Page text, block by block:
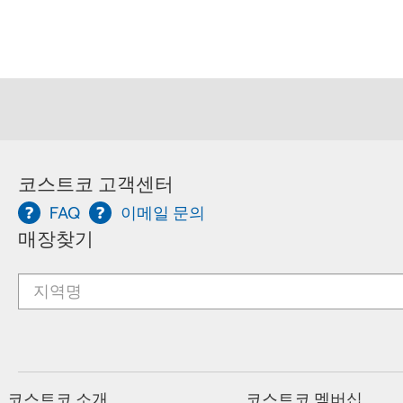
코스트코 고객센터
FAQ 이메일 문의
매장찾기